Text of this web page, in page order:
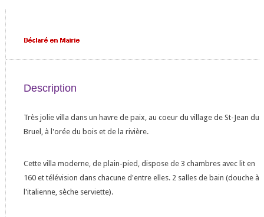
Description
Très jolie villa dans un havre de paix, au coeur du village de St-Jean du
Bruel, à l'orée du bois et de la rivière.
Cette villa moderne, de plain-pied, dispose de 3 chambres avec lit en
160 et télévision dans chacune d'entre elles. 2 salles de bain (douche à
l'italienne, sèche serviette).